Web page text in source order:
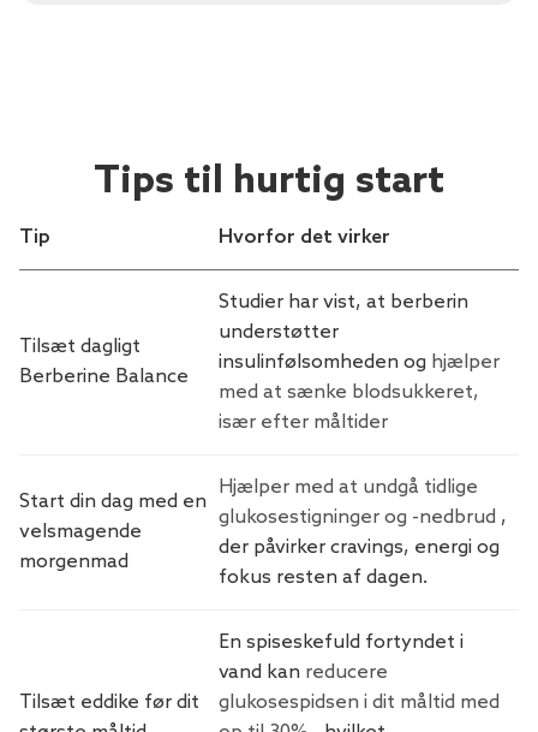
Tips til hurtig start
Tip Hvorfor det virker
Tilsæt dagligt
Berberine Balance
Studier har vist, at berberin
understøtter
insulinfølsomheden og hjælper
med at sænke blodsukkeret,
især efter måltider
Start din dag med en
velsmagende
morgenmad
Hjælper med at undgå tidlige
glukosestigninger og -nedbrud ,
der påvirker cravings, energi og
fokus resten af ​​dagen.
Tilsæt eddike før dit
En spiseskefuld fortyndet i
vand kan reducere
glukosespidsen i dit måltid med